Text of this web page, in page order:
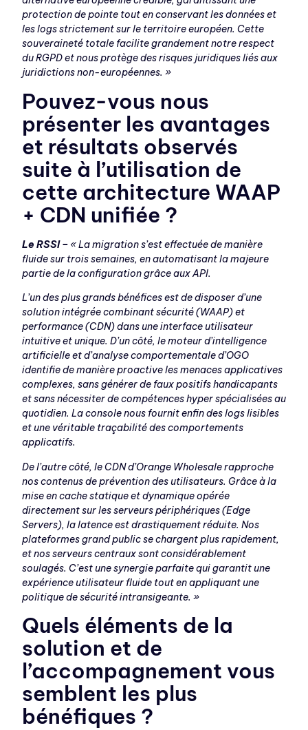
protection de pointe tout en conservant les données et
les logs strictement sur le territoire européen. Cette
souveraineté totale facilite grandement notre respect
du RGPD et nous protège des risques juridiques liés aux
juridictions non-européennes. »
Pouvez-vous nous
présenter les avantages
et résultats observés
suite à l’utilisation de
cette architecture WAAP
+ CDN unifiée ?
Le RSSI – « La migration s’est effectuée de manière
fluide sur trois semaines, en automatisant la majeure
partie de la configuration grâce aux API.
L’un des plus grands bénéfices est de disposer d’une
solution intégrée combinant sécurité (WAAP) et
performance (CDN) dans une interface utilisateur
intuitive et unique. D’un côté, le moteur d’intelligence
artificielle et d’analyse comportementale d’OGO
identifie de manière proactive les menaces applicatives
complexes, sans générer de faux positifs handicapants
et sans nécessiter de compétences hyper spécialisées au
quotidien. La console nous fournit enfin des logs lisibles
et une véritable traçabilité des comportements
applicatifs.
De l’autre côté, le CDN d’Orange Wholesale rapproche
nos contenus de prévention des utilisateurs. Grâce à la
mise en cache statique et dynamique opérée
directement sur les serveurs périphériques (Edge
Servers), la latence est drastiquement réduite. Nos
plateformes grand public se chargent plus rapidement,
et nos serveurs centraux sont considérablement
soulagés. C’est une synergie parfaite qui garantit une
expérience utilisateur fluide tout en appliquant une
politique de sécurité intransigeante. »
Quels éléments de la
solution et de
l’accompagnement vous
semblent les plus
bénéfiques ?